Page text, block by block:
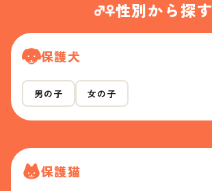
性別から探す
保護犬
男の子 女の子
保護猫